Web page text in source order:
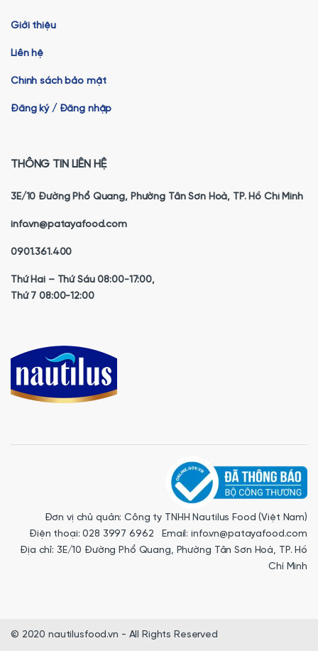
Giới thiệu
Liên hệ
Chính sách bảo mật
Đăng ký / Đăng nhập
THÔNG TIN LIÊN HỆ
3E/10 Đường Phổ Quang, Phường Tân Sơn Hoà, TP. Hồ Chí Minh
info.vn@patayafood.com
0901.361.400
Thứ Hai – Thứ Sáu 08:00-17:00,
Thứ 7 08:00-12:00
Đơn vị chủ quản: Công ty TNHH Nautilus Food (Việt Nam)
Điện thoại: 028 3997 6962 Email: info.vn@patayafood.com
Địa chỉ: 3E/10 Đường Phổ Quang, Phường Tân Sơn Hoà, TP. Hồ
Chí Minh
© 2020 nautilusfood.vn - All Rights Reserved